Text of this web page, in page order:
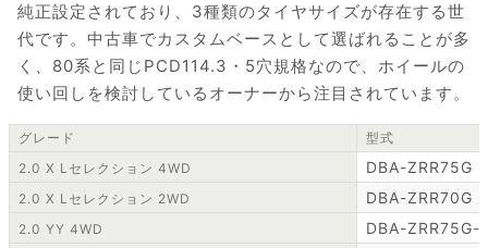
純正設定されており、3種類のタイヤサイズが存在する世
代です。中古車でカスタムベースとして選ばれることが多
く、80系と同じPCD114.3・5穴規格なので、ホイールの
使い回しを検討しているオーナーから注目されています。
グレード
型式
2.0 X Lセレクション 4WD
DBA-ZRR75G
2.0 X Lセレクション 2WD DBA-ZRR70G
2.0 YY 4WD DBA-ZRR75G-